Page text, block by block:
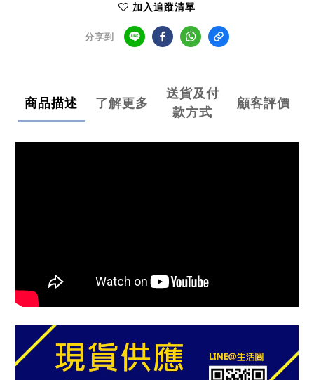
加入追蹤清單
分享到
商品描述 了解更多
送貨及付
款方式
顧客評價